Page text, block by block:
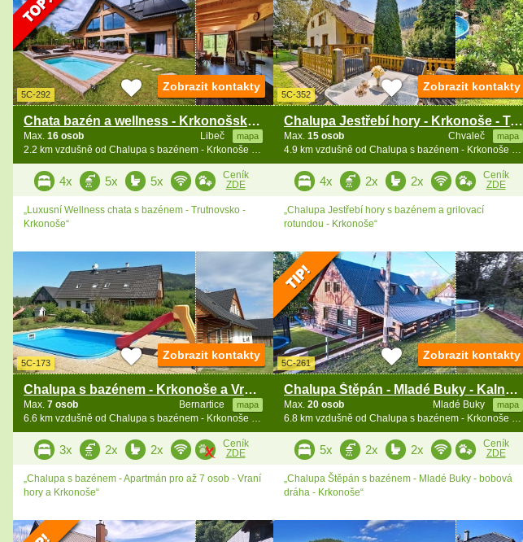
5C-292
Chata bazén a wellness - Krkonošská magistrála
Libeč mapa
Max. 16 osob
2.2 km vzdušně od Chalupa s bazénem - Krkonoše a Broumovsko
Zobrazit kontakty
4x 5x 5x
Ceník
ZDE
„Luxusní Wellness chata s bazénem - Trutnovsko -
Krkonoše“
5C-352
Chalupa Jestřebí hory - Krkonoše - Trutnovsko
Chvaleč mapa
Max. 15 osob
4.9 km vzdušně od Chalupa s bazénem - Krkonoše a Broumovsko
Zobrazit kontakty
4x 2x 2x
Ceník
ZDE
„Chalupa Jestřebí hory s bazénem a grilovací
rotundou - Krkonoše“
5C-173
Chalupa s bazénem - Krkonoše a Vraní hory - Žacléř
Bernartice mapa
Max. 7 osob
6.6 km vzdušně od Chalupa s bazénem - Krkonoše a Broumovsko
Zobrazit kontakty
3x 2x 2x
Ceník
ZDE
„Chalupa s bazénem - Apartmán pro až 7 osob - Vraní
hory a Krkonoše“
5C-261
Chalupa Štěpán - Mladé Buky - Kalná Voda
Mladé Buky mapa
Max. 20 osob
6.8 km vzdušně od Chalupa s bazénem - Krkonoše a Broumovsko
Zobrazit kontakty
5x 2x 2x
Ceník
ZDE
„Chalupa Štěpán s bazénem - Mladé Buky - bobová
dráha - Krkonoše“